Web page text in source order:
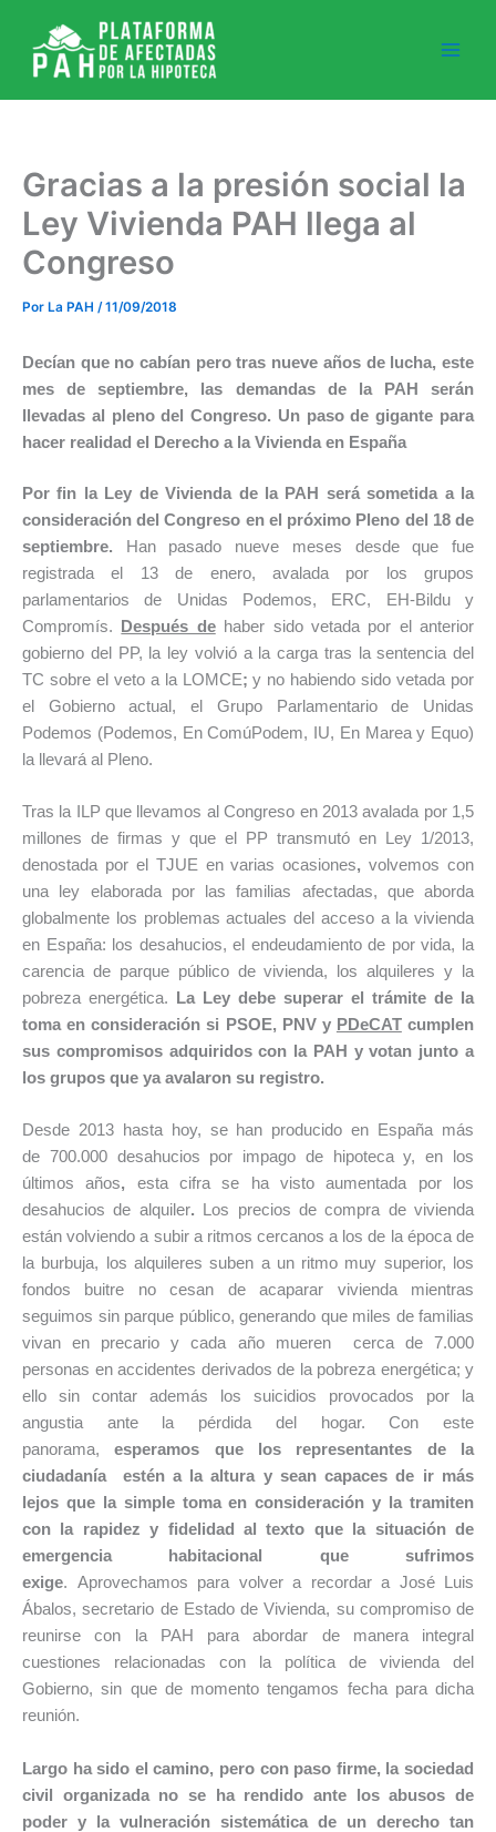
contenido
Gracias a la presión social la
Ley Vivienda PAH llega al
Congreso
Por La PAH /11/09/2018
Decían que no cabían pero tras nueve años de lucha, este
mes de septiembre, las demandas de la PAH serán
llevadas al pleno del Congreso. Un paso de gigante para
hacer realidad el Derecho a la Vivienda en España
Por fin la Ley de Vivienda de la PAH será sometida a la
consideración del Congreso en el próximo Pleno del 18 de
septiembre. Han pasado nueve meses desde que fue
registrada el 13 de enero, avalada por los grupos
parlamentarios de Unidas Podemos, ERC, EH-Bildu y
Compromís. Después dehaber sido vetada por el anterior
gobierno del PP, la ley volvió a la carga tras la sentencia del
TC sobre el veto a la LOMCE; y no habiendo sido vetada por
el Gobierno actual, el Grupo Parlamentario de Unidas
Podemos (Podemos, En ComúPodem, IU, En Marea y Equo)
la llevará al Pleno.
Tras la ILP que llevamos al Congreso en 2013 avalada por 1,5
millones de firmas y que el PP transmutó en Ley 1/2013,
denostada por el TJUE en varias ocasiones, volvemos con
una ley elaborada por las familias afectadas, que aborda
globalmente los problemas actuales del acceso a la vivienda
en España: los desahucios, el endeudamiento de por vida, la
carencia de parque público de vivienda, los alquileres y la
pobreza energética.
La Ley debe superar el trámite de la
toma en consideración si PSOE, PNV y PDeCATcumplen
sus compromisos adquiridos con la PAH y votan junto a
los grupos que ya avalaron su registro.
Desde 2013 hasta hoy, se han producido en España más
de 700.000 desahucios por impago de hipoteca y, en los
últimos años, esta cifra se ha visto aumentada por los
desahucios de alquiler. Los precios de compra de vivienda
están volviendo a subir a ritmos cercanos a los de la época de
la burbuja, los alquileres suben a un ritmo muy superior, los
fondos buitre no cesan de acaparar vivienda mientras
seguimos sin parque público, generando que miles de familias
vivan en precario y cada año mueren cerca de 7.000
personas en accidentes derivados de la pobreza energética; y
ello sin contar además los suicidios provocados por la
angustia ante la pérdida del hogar.Con este
panorama,esperamos que los representantes de la
ciudadanía estén a la altura y sean capaces de ir más
lejos que la simple toma en consideración y la tramiten
con la rapidez y fidelidad al texto que la situación de
emergencia habitacional que sufrimos
exige. Aprovechamos para volver a recordar a José Luis
Ábalos, secretario de Estado de Vivienda, su compromiso de
reunirse con la PAH para abordar de manera integral
cuestiones relacionadas con la política de vivienda del
Gobierno, sin que de momento tengamos fecha para dicha
reunión.
Largo ha sido el camino, pero con paso firme, la sociedad
civil organizada no se ha rendido ante los abusos de
poder y la vulneración sistemática de un derecho tan